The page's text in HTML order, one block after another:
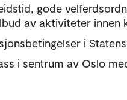
gode
av aktiviteter innen
i
i sentrum av Oslo